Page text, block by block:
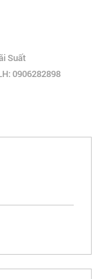
Suất
0906282898